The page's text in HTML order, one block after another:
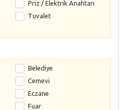
Priz / Elektrik Anahtarı
Tuvalet
Belediye
Cemevi
Eczane
Fuar